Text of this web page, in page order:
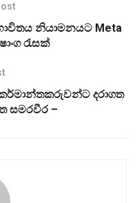
නියාමනයට Meta
රැසක්
දරාගත
සමරවීර –